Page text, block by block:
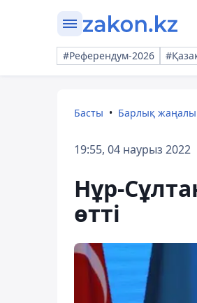
#Референдум-2026
Басты Барлық
19:55, 04 наурыз 2022
Нұр-
өтті